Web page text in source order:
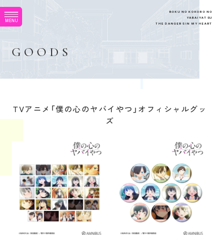
M EN U
BOK U N O K O KOR O N O
YABAIYAT SU
THE DANGER S IN M Y H E ART
G O O D S
TVアニメ「僕の心のヤバイやつ」オフィシャルグッ
ズ